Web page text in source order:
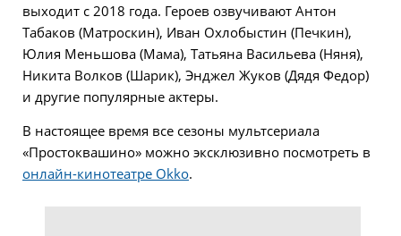
выходит с 2018 года. Героев озвучивают Антон
Табаков (Матроскин), Иван Охлобыстин (Печкин),
Юлия Меньшова (Мама), Татьяна Васильева (Няня),
Никита Волков (Шарик), Энджел Жуков (Дядя Федор)
и другие популярные актеры.
В настоящее время все сезоны мультсериала
«Простоквашино» можно эксклюзивно посмотреть в
онлайн-кинотеатре Okko.